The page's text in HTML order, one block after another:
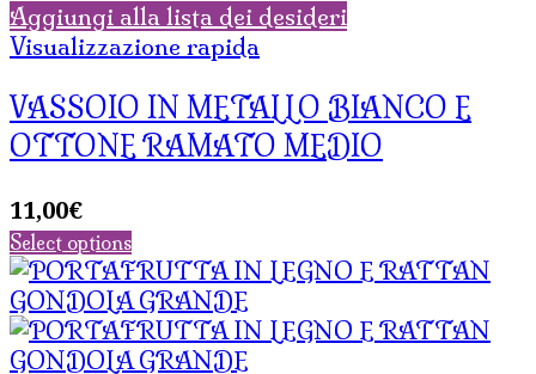
Aggiungi alla lista dei desideri
Visualizzazione rapida
VASSOIO IN METALLO BIANCO E
OTTONE RAMATO MEDIO
11,00€
Select options